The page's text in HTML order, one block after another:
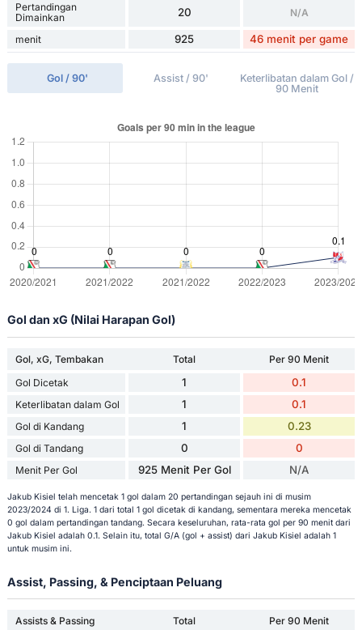
Pertandingan
Dimainkan
20 N/A
menit 925 46 menit per game
Gol / 90' Assist / 90'
Keterlibatan dalam Gol /
90 Menit
Gol dan xG (Nilai Harapan Gol)
Gol, xG, Tembakan Total
Per 90 Menit
Gol Dicetak
1 0.1
Keterlibatan dalam Gol 1 0.1
Gol di Kandang 1 0.23
Gol di Tandang 0 0
Menit Per Gol 925 Menit Per Gol N/A
Jakub Kisiel telah mencetak 1 gol dalam 20 pertandingan sejauh ini di musim
2023/2024 di 1. Liga. 1 dari total 1 gol dicetak di kandang, sementara mereka mencetak
0 gol dalam pertandingan tandang. Secara keseluruhan, rata-rata gol per 90 menit dari
Jakub Kisiel adalah 0.1. Selain itu, total G/A (gol + assist) dari Jakub Kisiel adalah 1
untuk musim ini.
Assist, Passing, & Penciptaan Peluang
Assists & Passing Total
Per 90 Menit